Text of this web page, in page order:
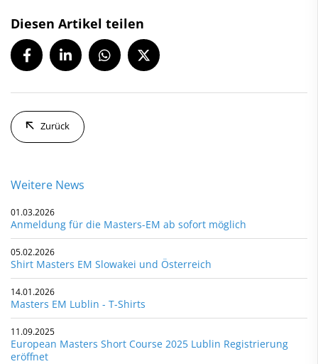
Diesen Artikel teilen
Zurück
Weitere News
01.03.2026
Anmeldung für die Masters-EM ab sofort möglich
05.02.2026
Shirt Masters EM Slowakei und Österreich
14.01.2026
Masters EM Lublin - T-Shirts
11.09.2025
European Masters Short Course 2025 Lublin Registrierung
eröffnet